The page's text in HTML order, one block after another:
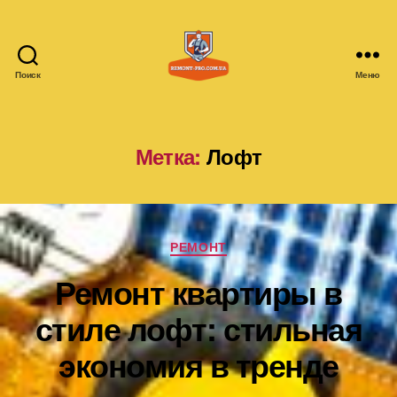
Поиск Меню
Метка: Лофт
Рубрики
РЕМОНТ
Ремонт квартиры в
стиле лофт: стильная
экономия в тренде